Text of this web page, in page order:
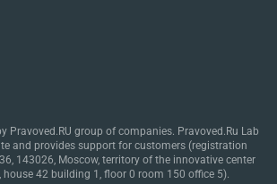
Pravoved.RU group of companies. Pravoved.Ru Lab
and provides support for customers (registration
143026, Moscow, territory of the innovative center
house 42 building 1, floor 0 room 150 office 5).